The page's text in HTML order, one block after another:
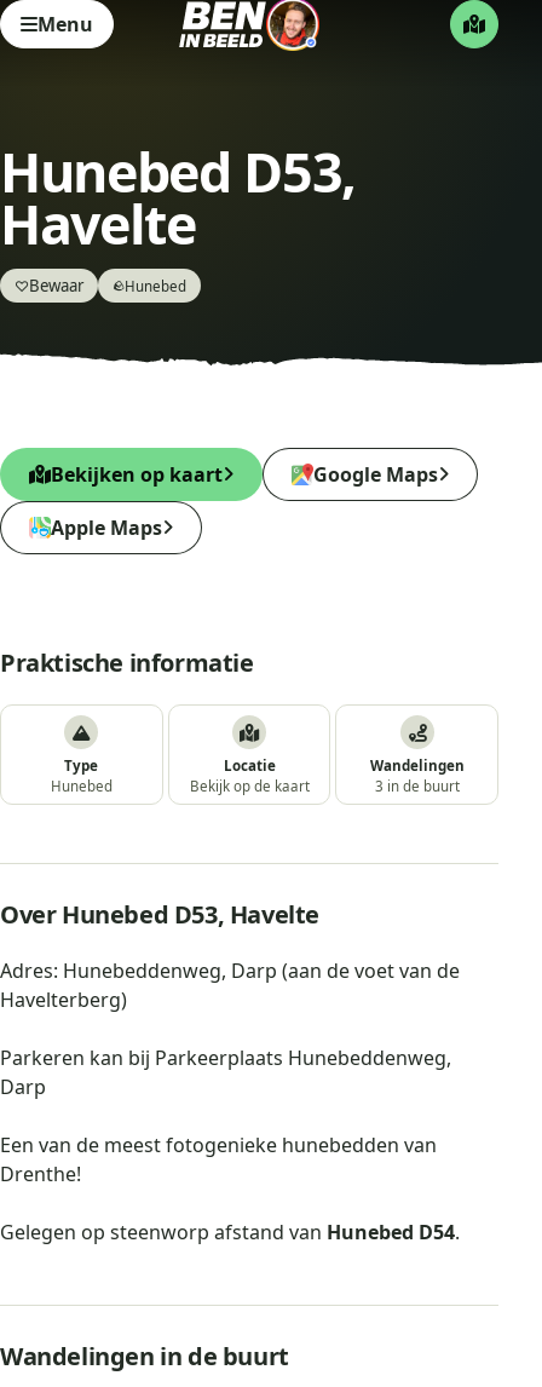
Menu
Hunebed D53,
Havelte
♡Bewaar 🪨Hunebed
Bekijken op kaart
Google Maps
Apple Maps
Praktische informatie
Type
Hunebed
Locatie
Bekijk op de kaart
Wandelingen
3 in de buurt
Over Hunebed D53, Havelte
Adres: Hunebeddenweg, Darp (aan de voet van de
Havelterberg)
Parkeren kan bij Parkeerplaats Hunebeddenweg,
Darp
Een van de meest fotogenieke hunebedden van
Drenthe!
Gelegen op steenworp afstand van Hunebed D54.
Wandelingen in de buurt